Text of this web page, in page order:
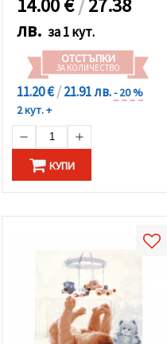
лв. за 1 кут.
ОТСТЪПКИ
ЗА КОЛИЧЕСТВО
11.20 €/21.91 лв.- 20 %
2 кут. +
КУПИ